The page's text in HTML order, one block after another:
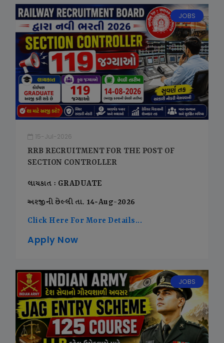
JOBS
15-Jul-2026
RRB RECRUITMENT FOR THE POST OF
SECTION CONTROLLER
લાયકાત : GRADUATE
અરજીની છેલ્લી તા. 14-Aug-2026
Click Here For More Details...
Apply Now
JOBS